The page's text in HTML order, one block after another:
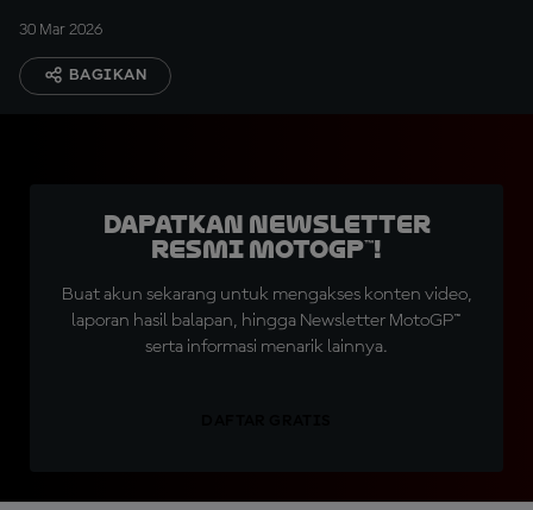
30 Mar 2026
BAGIKAN
Dapatkan Newsletter
Resmi MotoGP™!
Buat akun sekarang untuk mengakses konten video,
laporan hasil balapan, hingga Newsletter MotoGP™
serta informasi menarik lainnya.